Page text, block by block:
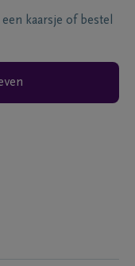
kaarsje of bestel